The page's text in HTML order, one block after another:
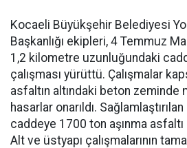
Kocaeli Büyükşehir Belediyesi
Başkanlığı ekipleri, 4 Temmuz
1,2 kilometre uzunluğundaki
çalışması yürüttü. Çalışmalar
asfaltın altındaki beton zeminde
hasarlar onarıldı. Sağlamlaştırılan
caddeye 1700 ton aşınma
Alt ve üstyapı çalışmalarının